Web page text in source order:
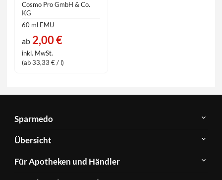
Cosmo Pro GmbH & Co.
KG
60 ml EMU
ab 2,00 €
inkl. MwSt.
(ab 33,33 € / l)
Sparmedo
Über
Sparmedo
FAQ
Übersicht
Herstellerverzeichnis
Für Apotheken und Händler